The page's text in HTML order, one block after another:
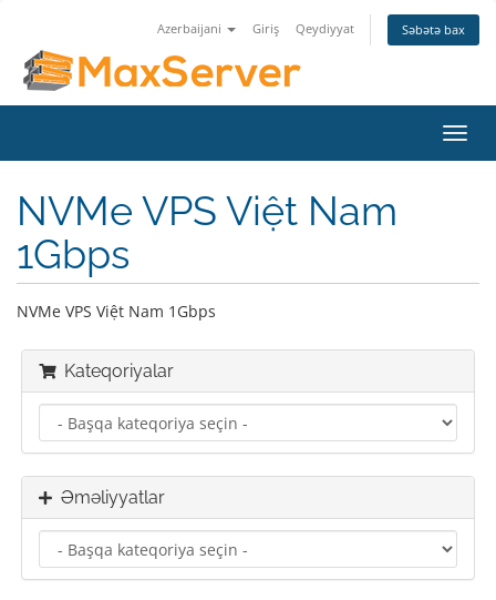
Azerbaijani Giriş Qeydiyyat Səbətə bax
keçid
NVMe VPS Việt Nam
1Gbps
NVMe VPS Việt Nam 1Gbps
Kateqoriyalar
Əməliyyatlar